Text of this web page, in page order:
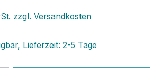
zzgl. Versandkosten
Lieferzeit: 2-5 Tage